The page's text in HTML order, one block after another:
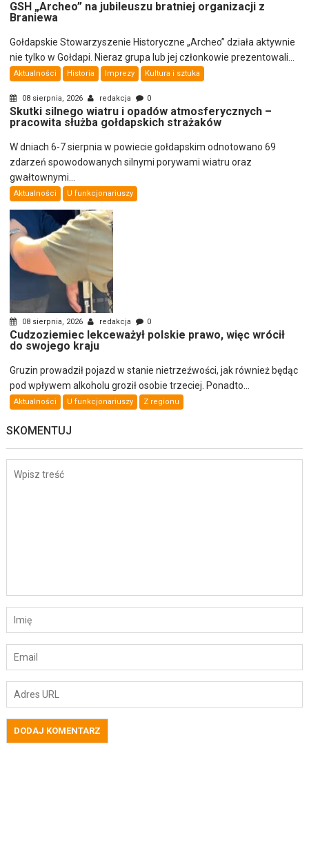
GSH „Archeo” na jubileuszu bratniej organizacji z
Braniewa
Gołdapskie Stowarzyszenie Historyczne „Archeo” działa aktywnie
nie tylko w Gołdapi. Nieraz grupa lub jej członkowie prezentowali...
Aktualności Historia Imprezy Kultura i sztuka
08 sierpnia, 2026 redakcja 0
Skutki silnego wiatru i opadów atmosferycznych –
pracowita służba gołdapskich strażaków
W dniach 6-7 sierpnia w powiecie gołdapskim odnotowano 69
zdarzeń spowodowanych silnymi porywami wiatru oraz
gwałtownymi...
Aktualności U funkcjonariuszy
08 sierpnia, 2026 redakcja 0
Cudzoziemiec lekceważył polskie prawo, więc wrócił
do swojego kraju
Gruzin prowadził pojazd w stanie nietrzeźwości, jak również będąc
pod wpływem alkoholu groził osobie trzeciej. Ponadto...
Aktualności U funkcjonariuszy Z regionu
SKOMENTUJ